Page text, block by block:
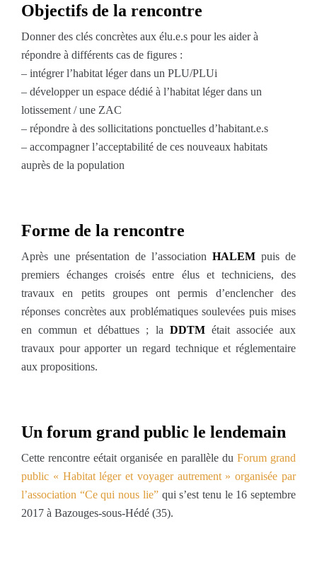
Objectifs de la rencontre
Donner des clés concrètes aux élu.e.s pour les aider à
répondre à différents cas de figures :
– intégrer l’habitat léger dans un PLU/PLUi
– développer un espace dédié à l’habitat léger dans un
lotissement / une ZAC
– répondre à des sollicitations ponctuelles d’habitant.e.s
– accompagner l’acceptabilité de ces nouveaux habitats
auprès de la population
Forme de la rencontre
Après une présentation de l’association HALEM puis de
premiers échanges croisés entre élus et techniciens, des
travaux en petits groupes ont permis d’enclencher des
réponses concrètes aux problématiques soulevées puis mises
en commun et débattues ; la DDTM était associée aux
travaux pour apporter un regard technique et réglementaire
aux propositions.
Un forum grand public le lendemain
Cette rencontre eétait organisée en parallèle du Forum grand
public « Habitat léger et voyager autrement » organisée par
l’association “Ce qui nous lie”qui s’est tenu le 16 septembre
2017 à Bazouges-sous-Hédé (35).